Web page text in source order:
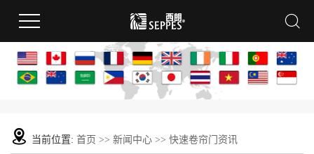
当前位置: 首页 >> 新闻中心 >> 快速卷帘门资讯